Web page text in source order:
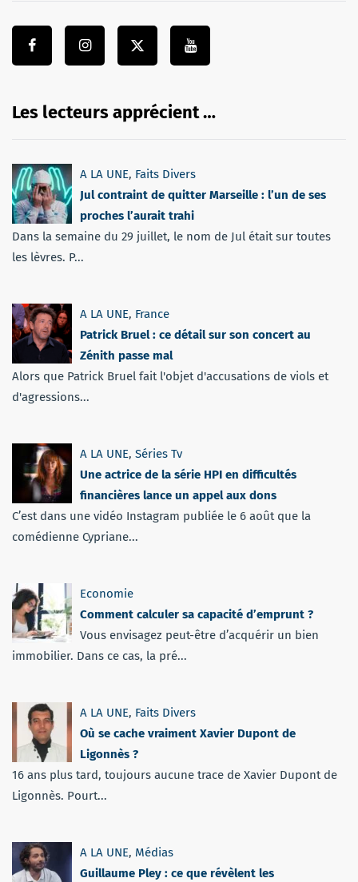
Les lecteurs apprécient …
A LA UNE, Faits Divers
Jul contraint de quitter Marseille : l’un de ses
proches l’aurait trahi
Dans la semaine du 29 juillet, le nom de Jul était sur toutes
les lèvres. P...
A LA UNE, France
Patrick Bruel : ce détail sur son concert au
Zénith passe mal
Alors que Patrick Bruel fait l'objet d'accusations de viols et
d'agressions...
A LA UNE, Séries Tv
Une actrice de la série HPI en difficultés
financières lance un appel aux dons
C’est dans une vidéo Instagram publiée le 6 août que la
comédienne Cypriane...
Economie
Comment calculer sa capacité d’emprunt ?
Vous envisagez peut-être d’acquérir un bien
immobilier. Dans ce cas, la pré...
A LA UNE, Faits Divers
Où se cache vraiment Xavier Dupont de
Ligonnès ?
16 ans plus tard, toujours aucune trace de Xavier Dupont de
Ligonnès. Pourt...
A LA UNE, Médias
Guillaume Pley : ce que révèlent les